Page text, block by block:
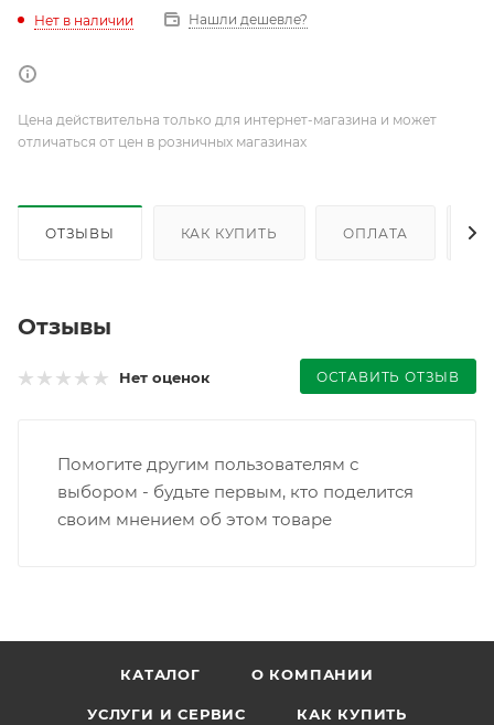
Нет в наличии Нашли дешевле?
Цена действительна только для интернет-магазина и может
отличаться от цен в розничных магазинах
ОТЗЫВЫ КАК КУПИТЬ ОПЛАТА
Отзывы
Нет оценок ОСТАВИТЬ ОТЗЫВ
Помогите другим пользователям с
выбором - будьте первым, кто поделится
своим мнением об этом товаре
КАТАЛОГ О КОМПАНИИ
УСЛУГИ И СЕРВИС КАК КУПИТЬ